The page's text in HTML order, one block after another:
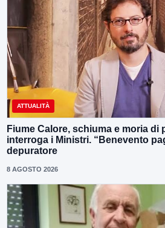
ATTUALITÀ
Fiume Calore, schiuma e moria di
interroga i Ministri. “Benevento
depuratore
8 AGOSTO 2026